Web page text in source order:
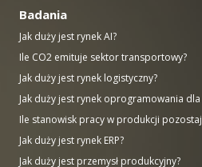
Badania
Jak duży jest rynek AI?
Ile CO2 emituje sektor transportowy?
Jak duży jest rynek logistyczny?
Jak duży jest rynek oprogramowania
Ile stanowisk pracy w produkcji
Jak duży jest rynek ERP?
Jak duży jest przemysł produkcyjny?